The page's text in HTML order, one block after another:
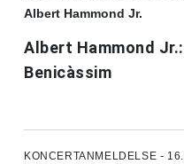
Albert Hammond Jr.
Albert Hammond
Benicàssim
KONCERTANMELDELSE -